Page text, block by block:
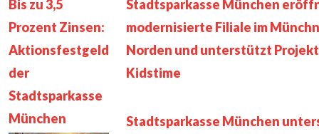
Bis zu 3,5
Prozent Zinsen:
Aktionsfestgeld
der
Stadtsparkasse
München
Stadtsparkasse München
modernisierte Filiale im
Norden und unterstützt Projekt
Kidstime
Stadtsparkasse München